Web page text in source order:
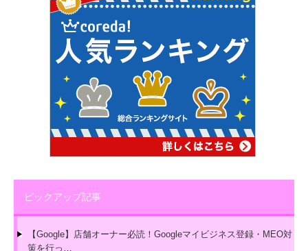
ピックアップ記事
【Google】店舗オーナー必読！Googleマイビジネス登録・MEO対
策を行っ…